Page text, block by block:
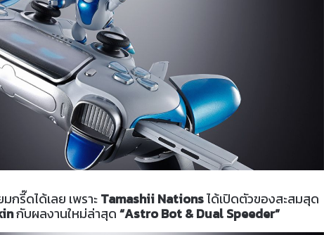
กรี๊ดได้เลย เพราะTamashii Nationsได้เปิดตัวของสะสมสุด
กับผลงานใหม่ล่าสุด“Astro Bot & Dual Speeder”